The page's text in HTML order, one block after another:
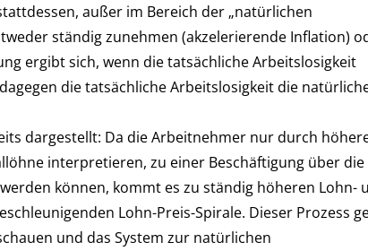
außer im Bereich der „natürlichen
ständig zunehmen (akzelerierende Inflation)
ergibt sich, wenn die tatsächliche Arbeitslosigkeit
die tatsächliche Arbeitslosigkeit die
dargestellt: Da die Arbeitnehmer nur durch
interpretieren, zu einer Beschäftigung über die
können, kommt es zu ständig höheren Lohn-
Lohn-Preis-Spirale. Dieser Prozess
und das System zur natürlichen